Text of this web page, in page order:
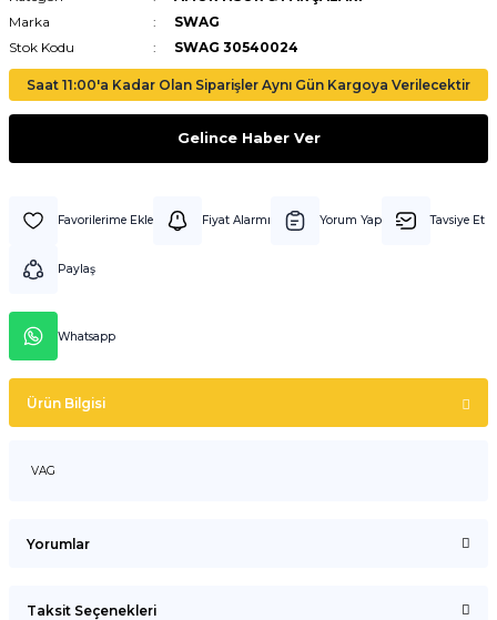
Marka
SWAG
Stok Kodu
SWAG 30540024
Saat 11:00'a Kadar Olan Siparişler Aynı Gün Kargoya Verilecektir
Gelince Haber Ver
Fiyat Alarmı Yorum Yap Tavsiye Et
Paylaş
Whatsapp
Ürün Bilgisi
VAG
Yorumlar
Taksit Seçenekleri